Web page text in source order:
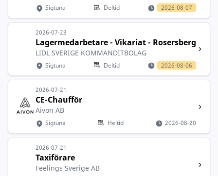
Sigtuna Deltid 2026-08-07
2026-07-23
Lagermedarbetare - Vikariat - Rosersberg
LIDL SVERIGE KOMMANDITBOLAG
Sigtuna Deltid 2026-08-06
2026-07-21
CE-Chaufför
Aivon AB
Sigtuna Heltid 2026-08-20
2026-07-21
Taxiförare
Feelings Sverige AB